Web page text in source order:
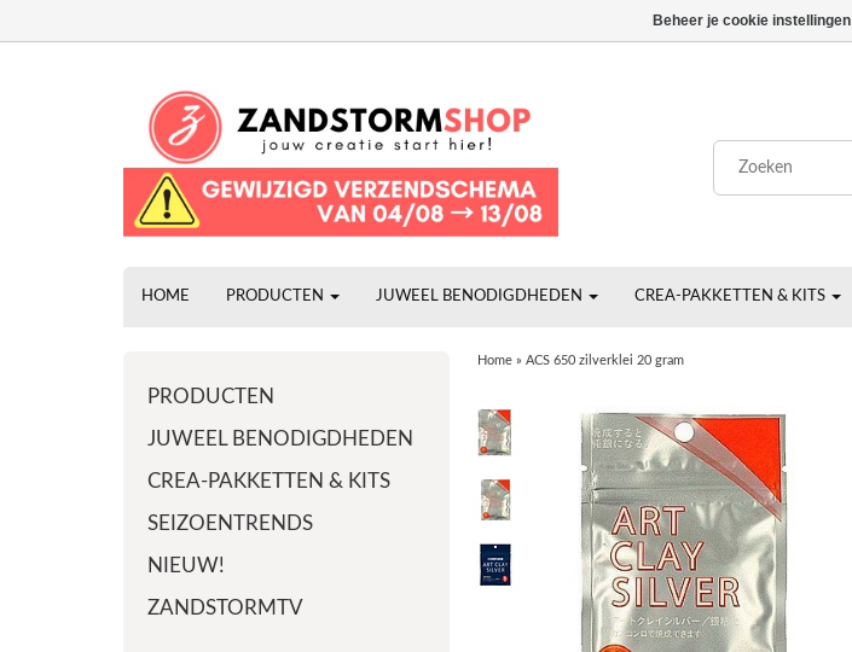
HOME PRODUCTEN JUWEEL BENODIGDHEDEN CREA-PAKKETTEN & KITS
PRODUCTEN
JUWEEL BENODIGDHEDEN
CREA-PAKKETTEN & KITS
SEIZOENTRENDS
NIEUW!
ZANDSTORMTV
Home» ACS 650 zilverklei 20 gram
Beheer je cookie instellingen